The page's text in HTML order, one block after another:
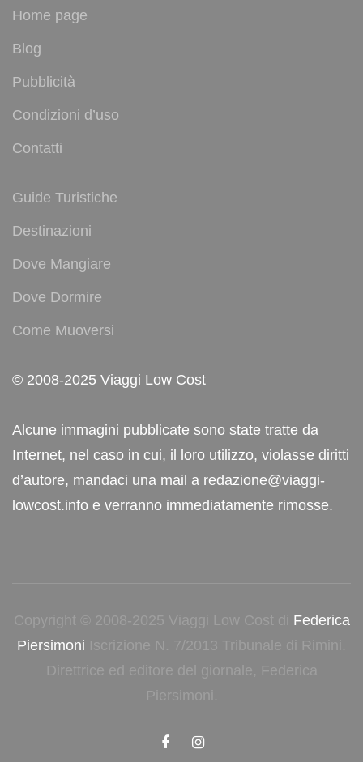
Home page
Blog
Pubblicità
Condizioni d’uso
Contatti
Guide Turistiche
Destinazioni
Dove Mangiare
Dove Dormire
Come Muoversi
© 2008-2025 Viaggi Low Cost
Alcune immagini pubblicate sono state tratte da
Internet, nel caso in cui, il loro utilizzo, violasse diritti
d’autore, mandaci una mail a redazione@viaggi-
lowcost.info e verranno immediatamente rimosse.
Copyright © 2008-2025 Viaggi Low Cost di Federica
Piersimoni Iscrizione N. 7/2013 Tribunale di Rimini.
Direttrice ed editore del giornale, Federica
Piersimoni.